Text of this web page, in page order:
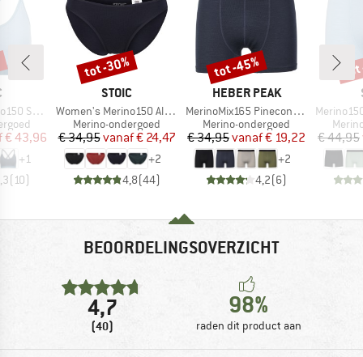
Bra
prijs
€ 43,96
+1
(10)
MERK
STOIC
Artikel
Women's Merino150 AlsenSt. Brief
Productgroep
Merino-ondergoed
Prijs
€ 34,95 Verlaagde prijs
vanaf€ 24,47
+2
4,8(44)
Korting
tot -30%
MERK
HEBER PEAK
Artikel
MerinoMix165 PineconeHe. Boxer
Productgroep
Merino-ondergoed
Prijs
€ 34,95 Verlaagde prijs
vanaf€ 19,22
+2
4,2(6)
Korting
tot -45%
Artikel
Merino150
€ 44,95
BEOORDELINGSOVERZICHT
4,7
(40)
98%
raden dit product aan